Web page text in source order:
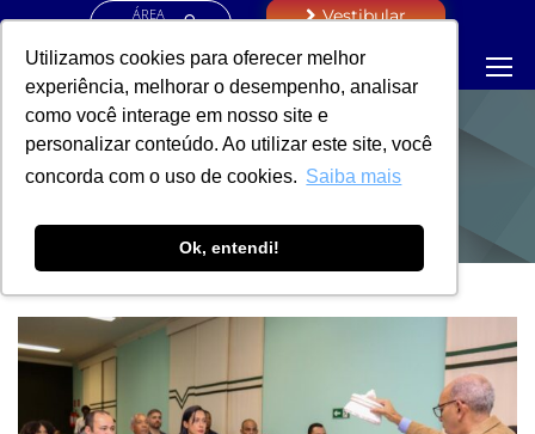
Utilizamos cookies para oferecer melhor
experiência, melhorar o desempenho, analisar
como você interage em nosso site e
personalizar conteúdo. Ao utilizar este site, você
concorda com o uso de cookies. Saiba mais
Ok, entendi!
ÁREA
Vestibular
NOTÍCIAS